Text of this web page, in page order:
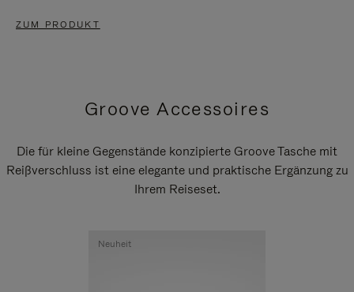
ZUM PRODUKT
Groove Accessoires
Die für kleine Gegenstände konzipierte Groove Tasche mit
Reißverschluss ist eine elegante und praktische Ergänzung zu
Ihrem Reiseset.
Neuheit